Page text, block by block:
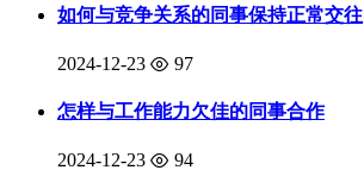
如何与竞争关系的同事保持正常交往
2024-12-23 97
怎样与工作能力欠佳的同事合作
2024-12-23 94